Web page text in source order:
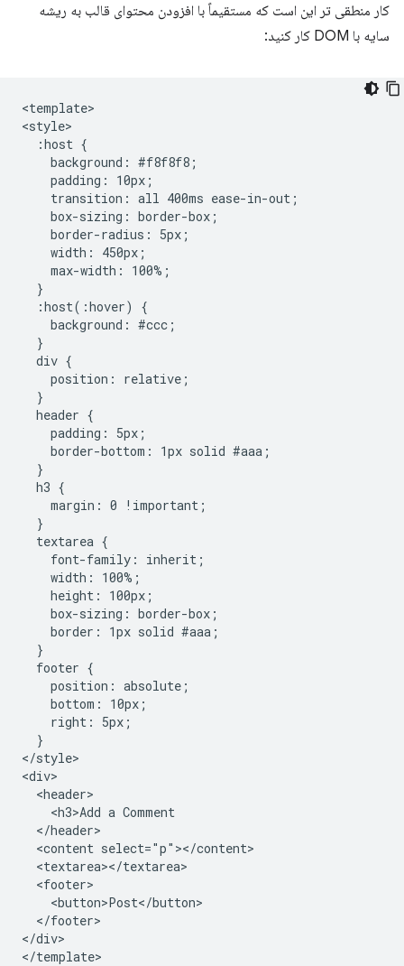
کار منطقی تر این است که مستقیماً با افزودن محتوای قالب به ریشه
سایه با DOM کار کنید:
<template>
<style>
  :host {
    background: #f8f8f8;
    padding: 10px;
    transition: all 400ms ease-in-out;
    box-sizing: border-box;
    border-radius: 5px;
    width: 450px;
    max-width: 100%;
  }
  :host(:hover) {
    background: #ccc;
  }
  div {
    position: relative;
  }
  header {
    padding: 5px;
    border-bottom: 1px solid #aaa;
  }
  h3 {
    margin: 0 !important;
  }
  textarea {
    font-family: inherit;
    width: 100%;
    height: 100px;
    box-sizing: border-box;
    border: 1px solid #aaa;
  }
  footer {
    position: absolute;
    bottom: 10px;
    right: 5px;
  }
</style>
<div>
  <header>
    <h3>Add a Comment
  </header>
  <content select="p"></content>
  <textarea></textarea>
  <footer>
    <button>Post</button>
  </footer>
</div>
</template>